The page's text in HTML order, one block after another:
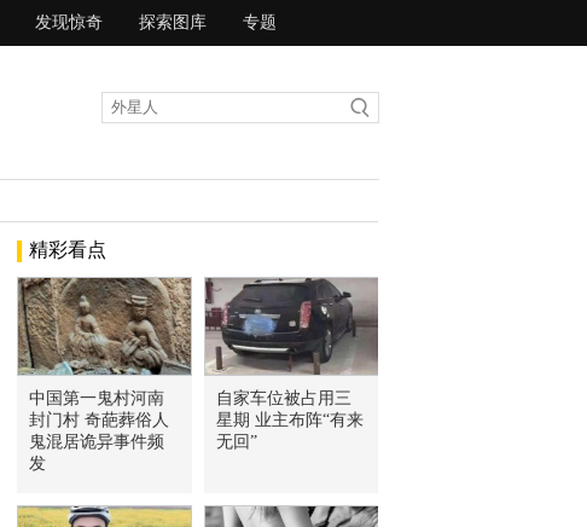
发现惊奇 探索图库 专题
精彩看点
中国第一鬼村河南
封门村 奇葩葬俗人
鬼混居诡异事件频
发
自家车位被占用三
星期 业主布阵“有来
无回”